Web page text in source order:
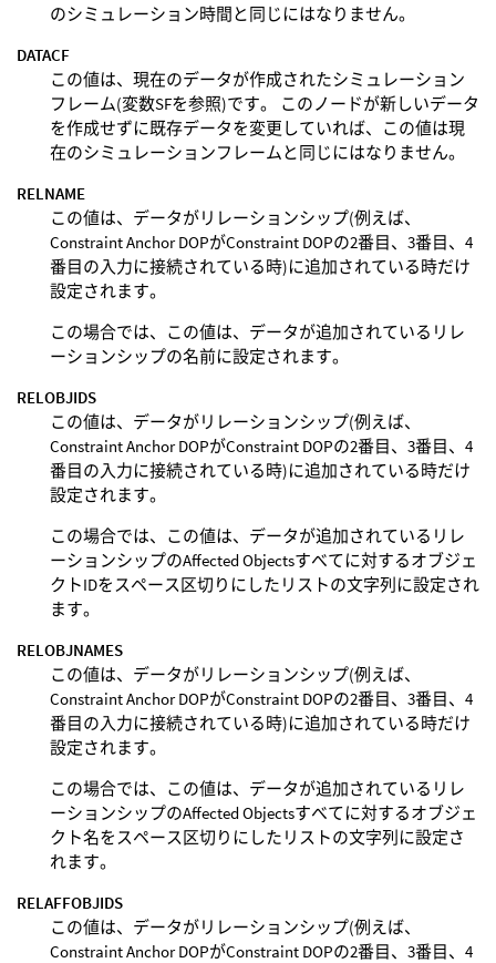
のシミュレーション時間と同じにはなりません。
DATACF
この値は、現在のデータが作成されたシミュレーション
フレーム(変数SFを参照)です。 このノードが新しいデータ
を作成せずに既存データを変更していれば、この値は現
在のシミュレーションフレームと同じにはなりません。
RELNAME
この値は、データがリレーションシップ(例えば、
Constraint Anchor DOPがConstraint DOPの2番目、3番目、4
番目の入力に接続されている時)に追加されている時だけ
設定されます。
この場合では、この値は、データが追加されているリレ
ーションシップの名前に設定されます。
RELOBJIDS
この値は、データがリレーションシップ(例えば、
Constraint Anchor DOPがConstraint DOPの2番目、3番目、4
番目の入力に接続されている時)に追加されている時だけ
設定されます。
この場合では、この値は、データが追加されているリレ
ーションシップのAffected Objectsすべてに対するオブジェ
クトIDをスペース区切りにしたリストの文字列に設定され
ます。
RELOBJNAMES
この値は、データがリレーションシップ(例えば、
Constraint Anchor DOPがConstraint DOPの2番目、3番目、4
番目の入力に接続されている時)に追加されている時だけ
設定されます。
この場合では、この値は、データが追加されているリレ
ーションシップのAffected Objectsすべてに対するオブジェ
クト名をスペース区切りにしたリストの文字列に設定さ
れます。
RELAFFOBJIDS
この値は、データがリレーションシップ(例えば、
Constraint Anchor DOPがConstraint DOPの2番目、3番目、4